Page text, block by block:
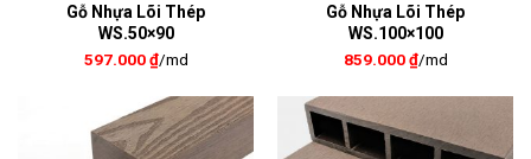
Gỗ Nhựa Lõi Thép
WS.50×90
597.000₫/md
Gỗ Nhựa Lõi Thép
WS.100×100
859.000₫/md